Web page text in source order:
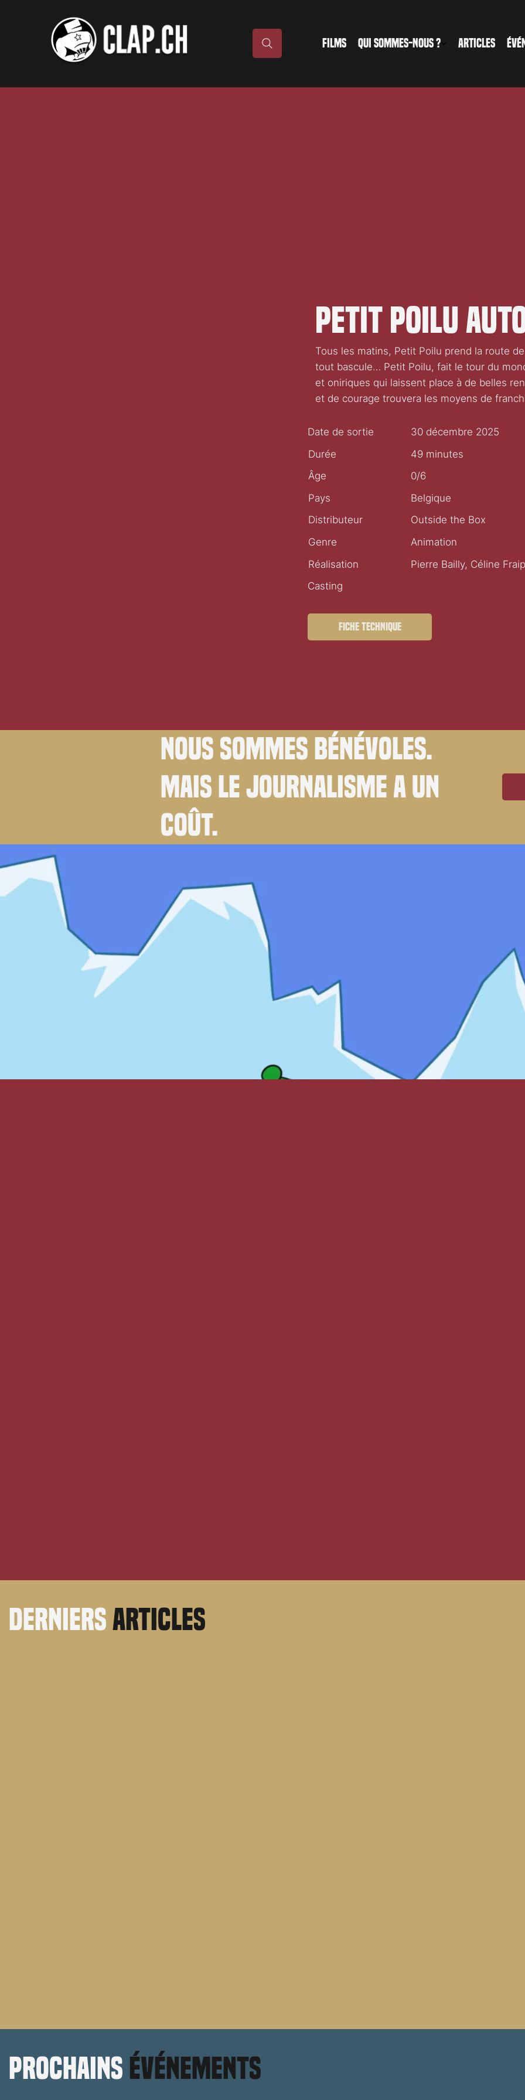
FILMS QUI SOMMES-NOUS ? ARTICLES
Petit Poilu
Tous les matins, Petit Poilu prend la route
tout bascule… Petit Poilu, fait le tour du
et oniriques qui laissent place à de belles
et de courage trouvera les moyens de
Date de sortie
30 décembre 2025
Durée
49 minutes
Âge
0/6
Pays
Belgique
Distributeur
Outside the Box
Genre
Animation
Réalisation
Pierre Bailly, Céline
Casting
Fiche technique
Nous sommes bénévoles.
Mais le journalisme a un
coût.
derniersarticles
prochains événements